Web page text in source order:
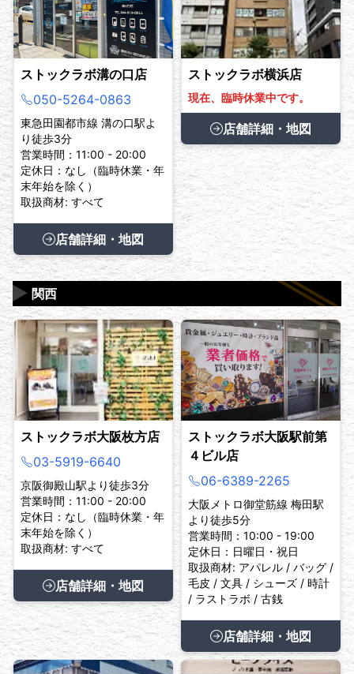
ストックラボ溝の口店
050-5264-0863
東急田園都市線 溝の口駅よ
り徒歩3分
営業時間：11:00 - 20:00
定休日：なし（臨時休業・年
末年始を除く）
取扱商材: すべて
店舗詳細・地図
ストックラボ横浜店
現在、臨時休業中です。
店舗詳細・地図
関西
▶
ストックラボ大阪枚方店
03-5919-6640
京阪御殿山駅より徒歩3分
営業時間：11:00 - 20:00
定休日：なし（臨時休業・年
末年始を除く）
取扱商材: すべて
店舗詳細・地図
ストックラボ大阪駅前第
４ビル店
06-6389-2265
大阪メトロ御堂筋線 梅田駅
より徒歩5分
営業時間：10:00 - 19:00
定休日：日曜日・祝日
取扱商材: アパレル / バッグ /
毛皮 / 文具 / シューズ / 時計
/ ラストラボ / 古銭
店舗詳細・地図